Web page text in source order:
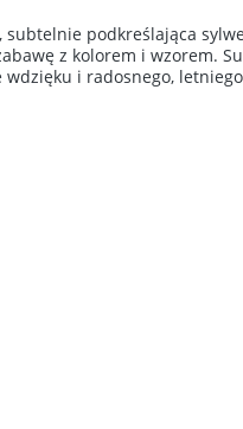
podkreślająca
z kolorem i wzorem.
i radosnego,